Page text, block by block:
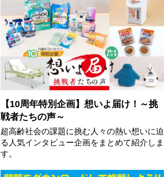
【10周年特別企画】想いよ届け！～挑
戦者たちの声～
超高齢社会の課題に挑む人々の熱い想いに迫
る人気インタビュー企画をまとめて紹介しま
す。